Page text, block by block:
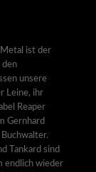
ist der
den
unsere
Leine, ihr
Reaper
Gernhard
Tankard sind
endlich wieder